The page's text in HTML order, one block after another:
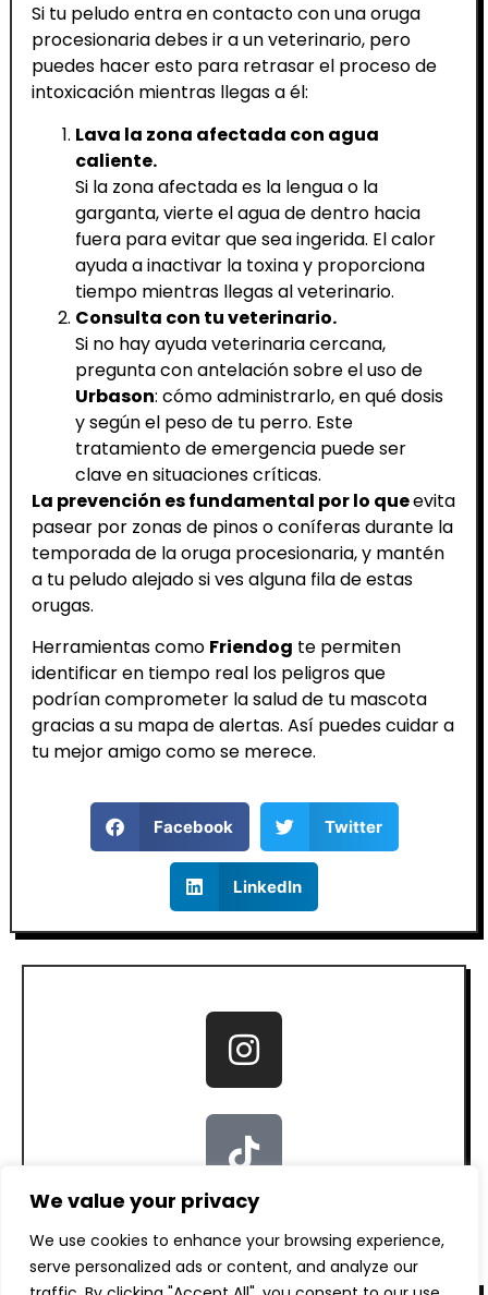
We value your privacy
We use cookies to enhance your browsing experience,
serve personalized ads or content, and analyze our
Si tu peludo entra en contacto con una oruga
procesionaria debes ir a un veterinario, pero
puedes hacer esto para retrasar el proceso de
intoxicación mientras llegas a él:
Lava la zona afectada con agua
caliente.
Si la zona afectada es la lengua o la
garganta, vierte el agua de dentro hacia
fuera para evitar que sea ingerida. El calor
ayuda a inactivar la toxina y proporciona
tiempo mientras llegas al veterinario.
Consulta con tu veterinario.
Si no hay ayuda veterinaria cercana,
pregunta con antelación sobre el uso de
Urbason: cómo administrarlo, en qué dosis
y según el peso de tu perro. Este
tratamiento de emergencia puede ser
clave en situaciones críticas.
La prevención es fundamental por lo queevita
pasear por zonas de pinos o coníferas durante la
temporada de la oruga procesionaria, y mantén
a tu peludo alejado si ves alguna fila de estas
orugas.
Herramientas como Friendog te permiten
identificar en tiempo real los peligros que
podrían comprometer la salud de tu mascota
gracias a su mapa de alertas. Así puedes cuidar a
tu mejor amigo como se merece.
Facebook Twitter
LinkedIn